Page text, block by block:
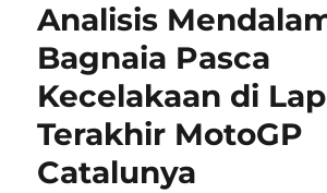
Analisis
Bagnaia Pasca
Kecelakaan di Lap
Terakhir MotoGP
Catalunya